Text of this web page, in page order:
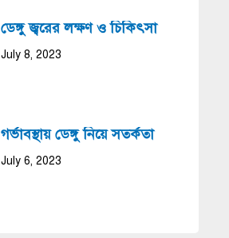
ডেঙ্গু জ্বরের লক্ষণ ও চিকিৎসা
July 8, 2023
গর্ভাবস্থায় ডেঙ্গু নিয়ে সতর্কতা
July 6, 2023